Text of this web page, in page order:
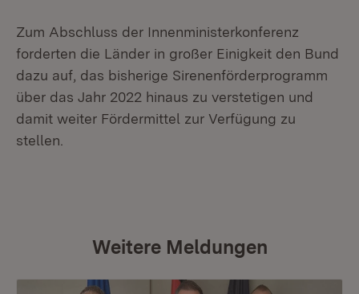
Zum Abschluss der Innenministerkonferenz
forderten die Länder in großer Einigkeit den Bund
dazu auf, das bisherige Sirenenförderprogramm
über das Jahr 2022 hinaus zu verstetigen und
damit weiter Fördermittel zur Verfügung zu
stellen.
Weitere Meldungen